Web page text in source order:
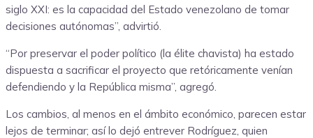
siglo XXI: es la capacidad del Estado venezolano de tomar
decisiones autónomas”, advirtió.
“Por preservar el poder político (la élite chavista) ha estado
dispuesta a sacrificar el proyecto que retóricamente venían
defendiendo y la República misma”, agregó.
Los cambios, al menos en el ámbito económico, parecen estar
lejos de terminar; así lo dejó entrever Rodríguez, quien